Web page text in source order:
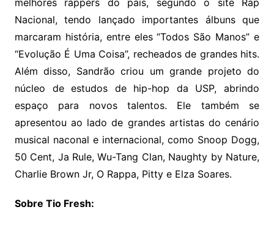
melhores rappers do país, segundo o site Rap
Nacional, tendo lançado importantes álbuns que
marcaram história, entre eles “Todos São Manos” e
“Evolução É Uma Coisa”, recheados de grandes hits.
Além disso, Sandrão criou um grande projeto do
núcleo de estudos de hip-hop da USP, abrindo
espaço para novos talentos. Ele também se
apresentou ao lado de grandes artistas do cenário
musical naconal e internacional, como Snoop Dogg,
50 Cent, Ja Rule, Wu-Tang Clan, Naughty by Nature,
Charlie Brown Jr, O Rappa, Pitty e Elza Soares.
Sobre Tio Fresh: